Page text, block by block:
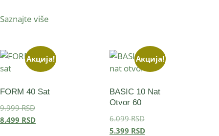
Saznajte više
Акција!
FORM 40 Sat
9.999RSD
8.499 RSD
Акција!
BASIC 10 Nat
Otvor 60
6.099RSD
5.399 RSD